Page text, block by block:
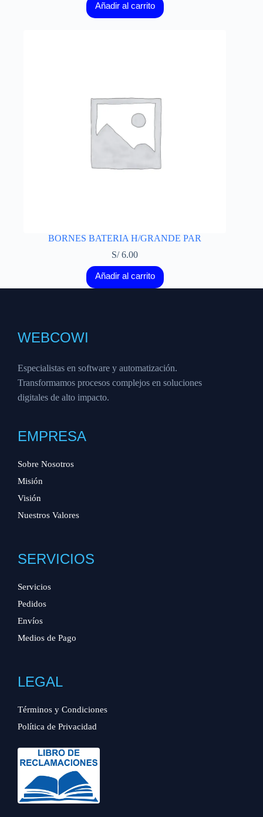
Añadir al carrito
BORNES BATERIA H/GRANDE PAR
S/6.00
Añadir al carrito
WEBCOWI
Especialistas en software y automatización.
Transformamos procesos complejos en soluciones
digitales de alto impacto.
EMPRESA
Sobre Nosotros
Misión
Visión
Nuestros Valores
SERVICIOS
Servicios
Pedidos
Envíos
Medios de Pago
LEGAL
Términos y Condiciones
Política de Privacidad